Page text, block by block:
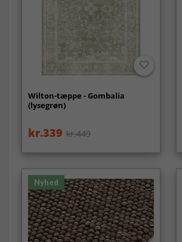
Wilton-tæppe - Gombalia
(lysegrøn)
kr.339 kr.449
Nyhed